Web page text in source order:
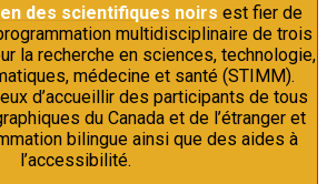
des scientifiques noirs est fier de
multidisciplinaire de trois
la recherche en sciences, technologie,
médecine et santé (STIMM).
d’accueillir des participants de tous
du Canada et de l’étranger et
bilingue ainsi que des aides à
l’accessibilité.